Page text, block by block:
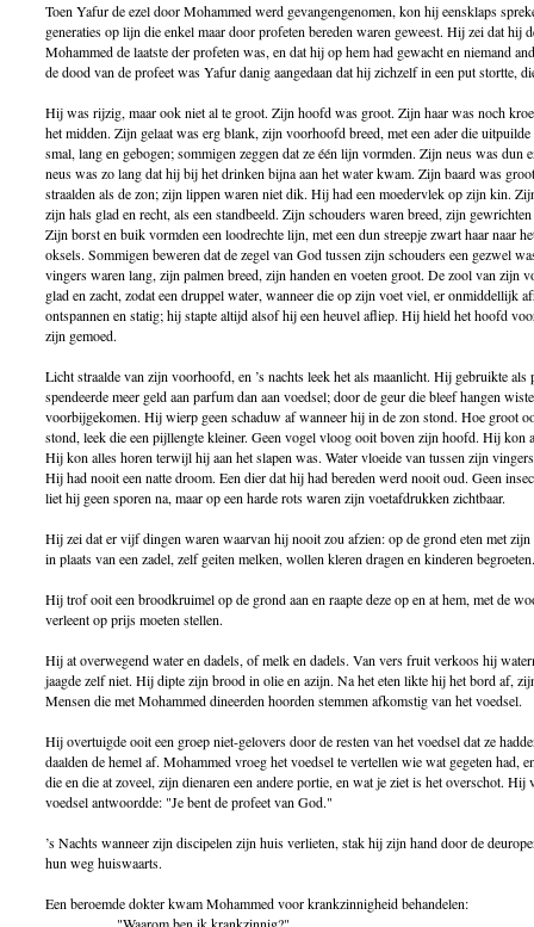
Toen Yafur de ezel door Mohammed werd gevangengenomen, kon hij eensklaps
generaties op lijn die enkel maar door profeten bereden waren geweest. Hij zei dat hij
Mohammed de laatste der profeten was, en dat hij op hem had gewacht en niemand
de dood van de profeet was Yafur danig aangedaan dat hij zichzelf in een put stortte,
Hij was rijzig, maar ook niet al te groot. Zijn hoofd was groot. Zijn haar was noch
het midden. Zijn gelaat was erg blank, zijn voorhoofd breed, met een ader die
smal, lang en gebogen; sommigen zeggen dat ze één lijn vormden. Zijn neus was dun
neus was zo lang dat hij bij het drinken bijna aan het water kwam. Zijn baard was
straalden als de zon; zijn lippen waren niet dik. Hij had een moedervlek op zijn kin.
zijn hals glad en recht, als een standbeeld. Zijn schouders waren breed, zijn
Zijn borst en buik vormden een loodrechte lijn, met een dun streepje zwart haar naar
oksels. Sommigen beweren dat de zegel van God tussen zijn schouders een gezwel
vingers waren lang, zijn palmen breed, zijn handen en voeten groot. De zool van zijn
glad en zacht, zodat een druppel water, wanneer die op zijn voet viel, er onmiddellijk
ontspannen en statig; hij stapte altijd alsof hij een heuvel afliep. Hij hield het hoofd
zijn gemoed.
Licht straalde van zijn voorhoofd, en ’s nachts leek het als maanlicht. Hij gebruikte
spendeerde meer geld aan parfum dan aan voedsel; door de geur die bleef hangen
voorbijgekomen. Hij wierp geen schaduw af wanneer hij in de zon stond. Hoe groot
stond, leek die een pijllengte kleiner. Geen vogel vloog ooit boven zijn hoofd. Hij kon
Hij kon alles horen terwijl hij aan het slapen was. Water vloeide van tussen zijn
Hij had nooit een natte droom. Een dier dat hij had bereden werd nooit oud. Geen
liet hij geen sporen na, maar op een harde rots waren zijn voetafdrukken zichtbaar.
Hij zei dat er vijf dingen waren waarvan hij nooit zou afzien: op de grond eten met zijn
in plaats van een zadel, zelf geiten melken, wollen kleren dragen en kinderen begroeten.
Hij trof ooit een broodkruimel op de grond aan en raapte deze op en at hem, met de
verleent op prijs moeten stellen.
Hij at overwegend water en dadels, of melk en dadels. Van vers fruit verkoos hij
jaagde zelf niet. Hij dipte zijn brood in olie en azijn. Na het eten likte hij het bord af,
Mensen die met Mohammed dineerden hoorden stemmen afkomstig van het voedsel.
Hij overtuigde ooit een groep niet-gelovers door de resten van het voedsel dat ze
daalden de hemel af. Mohammed vroeg het voedsel te vertellen wie wat gegeten had,
die en die at zoveel, zijn dienaren een andere portie, en wat je ziet is het overschot.
voedsel antwoordde: "Je bent de profeet van God."
’s Nachts wanneer zijn discipelen zijn huis verlieten, stak hij zijn hand door de
hun weg huiswaarts.
Een beroemde dokter kwam Mohammed voor krankzinnigheid behandelen: